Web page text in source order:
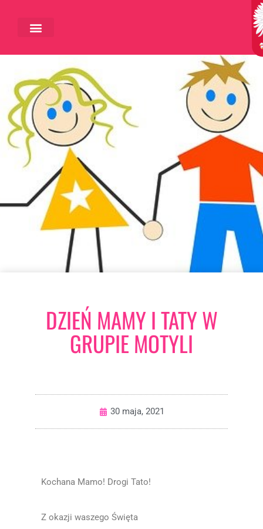
DZIEŃ MAMY I TATY W
GRUPIE MOTYLI
30 maja, 2021
Kochana Mamo! Drogi Tato!
Z okazji waszego Święta